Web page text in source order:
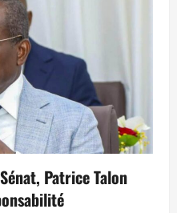
Patrice Talon